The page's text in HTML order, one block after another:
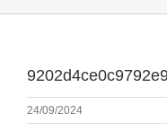
24/09/2024